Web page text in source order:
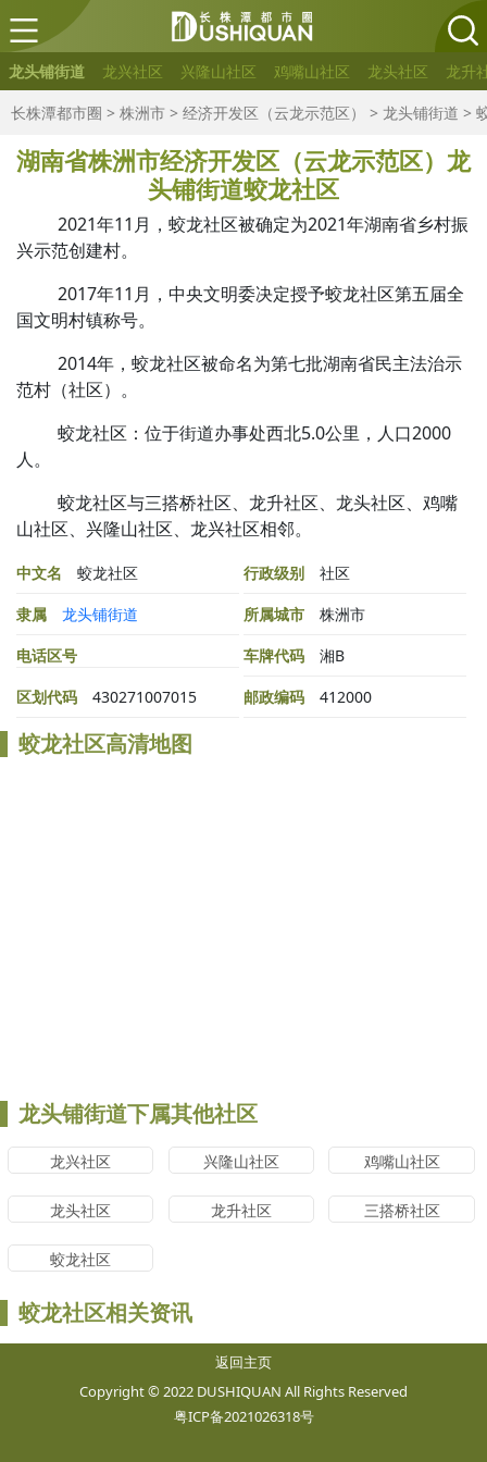
龙头铺街道 龙兴社区 兴隆山社区 鸡嘴山社区 龙头社区
龙升
长株潭都市圈 > 株洲市 > 经济开发区（云龙示范区） > 龙头铺街道 >
湖南省株洲市经济开发区（云龙示范区）龙
头铺街道蛟龙社区
2021年11月，蛟龙社区被确定为2021年湖南省乡村振
兴示范创建村。
2017年11月，中央文明委决定授予蛟龙社区第五届全
国文明村镇称号。
2014年，蛟龙社区被命名为第七批湖南省民主法治示
范村（社区）。
蛟龙社区：位于街道办事处西北5.0公里，人口2000
人。
蛟龙社区与三搭桥社区、龙升社区、龙头社区、鸡嘴
山社区、兴隆山社区、龙兴社区相邻。
中文名 蛟龙社区 行政级别
社区
隶属
龙头铺街道 所属城市
株洲市
电话区号
车牌代码
湘B
区划代码
430271007015 邮政编码 412000
蛟龙社区高清地图
龙头铺街道下属其他社区
龙兴社区 兴隆山社区 鸡嘴山社区
龙头社区 龙升社区 三搭桥社区
蛟龙社区
蛟龙社区相关资讯
返回主页
Copyright © 2022 DUSHIQUAN All Rights Reserved
粤ICP备2021026318号